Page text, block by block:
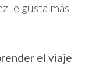
le gusta más
el viaje